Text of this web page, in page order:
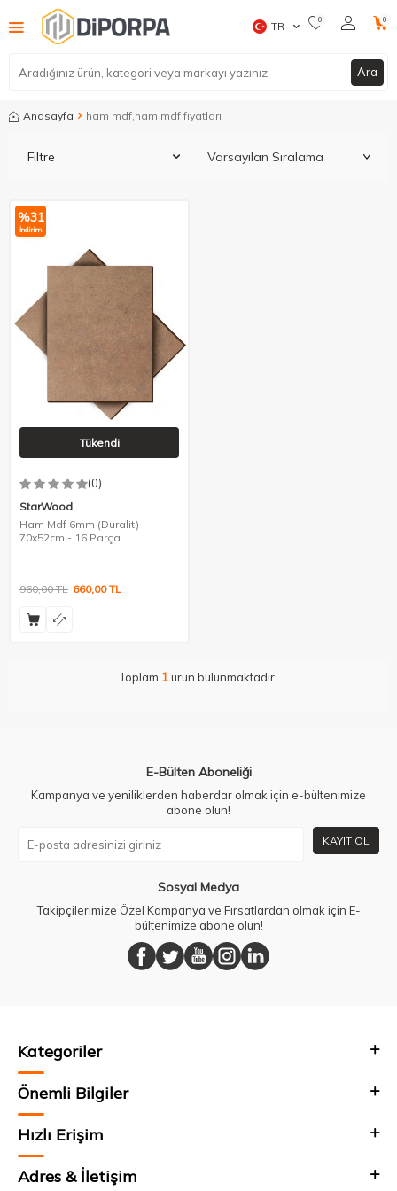
Ara
TR 0 0
Anasayfa ham mdf,ham mdf fiyatları
Filtre
%31
İndirim
Tükendi
(0)
StarWood
Ham Mdf 6mm (Duralit) -
70x52cm - 16 Parça
960,00TL 660,00TL
Toplam 1ürün bulunmaktadır.
E-Bülten Aboneliği
Kampanya ve yeniliklerden haberdar olmak için e-bültenimize
abone olun!
KAYIT OL
Sosyal Medya
Takipçilerimize Özel Kampanya ve Fırsatlardan olmak için E-
bültenimize abone olun!
Kategoriler
Önemli Bilgiler
Hızlı Erişim
Adres & İletişim